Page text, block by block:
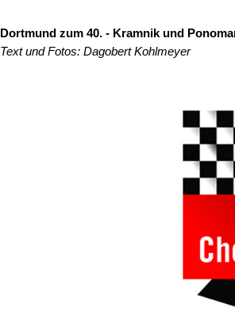
Dortmund zum 40. - Kramnik und
Text und Fotos: Dagobert Kohlmeyer